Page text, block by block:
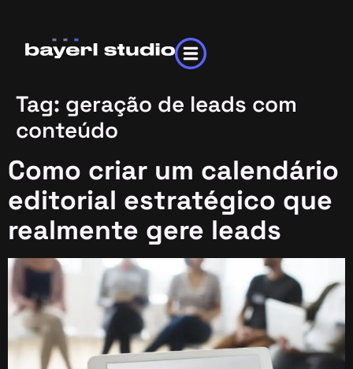
Tag: geração de leads com
conteúdo
Como criar um calendário
editorial estratégico que
realmente gere leads